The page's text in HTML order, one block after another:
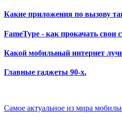
Какие приложения по вызову
FameType - как прокачать свои
Какой мобильный интернет
Главные гаджеты 90-х.
Самое актуальное из мира